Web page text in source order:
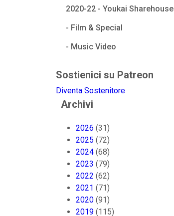
2020-22 - Youkai Sharehouse
- Film & Special
- Music Video
Sostienici su Patreon
Diventa Sostenitore
Archivi
2026 (31)
2025 (72)
2024 (68)
2023 (79)
2022 (62)
2021 (71)
2020 (91)
2019 (115)